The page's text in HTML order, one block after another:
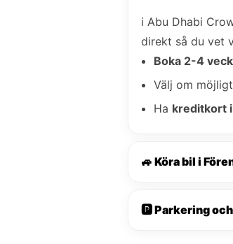
i Abu Dhabi
direkt så du vet
Boka 2-4
Välj om möjligt
Ha kreditkort
🚙 Köra bil i
🅿️ Parkering